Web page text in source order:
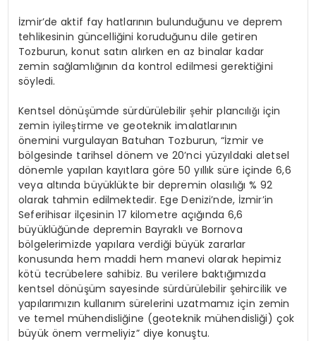
İzmir’de aktif fay hatlarının bulunduğunu ve deprem
tehlikesinin güncelliğini koruduğunu dile getiren
Tozburun, konut satın alırken en az binalar kadar
zemin sağlamlığının da kontrol edilmesi gerektiğini
söyledi.
Kentsel dönüşümde sürdürülebilir şehir plancılığı için
zemin iyileştirme ve geoteknik imalatlarının
önemini vurgulayan Batuhan Tozburun, “İzmir ve
bölgesinde tarihsel dönem ve 20’nci yüzyıldaki aletsel
dönemle yapılan kayıtlara göre 50 yıllık süre içinde 6,6
veya altında büyüklükte bir depremin olasılığı % 92
olarak tahmin edilmektedir. Ege Denizi’nde, İzmir’in
Seferihisar ilçesinin 17 kilometre açığında 6,6
büyüklüğünde depremin Bayraklı ve Bornova
bölgelerimizde yapılara verdiği büyük zararlar
konusunda hem maddi hem manevi olarak hepimiz
kötü tecrübelere sahibiz. Bu verilere baktığımızda
kentsel dönüşüm sayesinde sürdürülebilir şehircilik ve
yapılarımızın kullanım sürelerini uzatmamız için zemin
ve temel mühendisliğine (geoteknik mühendisliği) çok
büyük önem vermeliyiz” diye konuştu.